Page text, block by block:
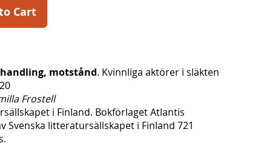
Cart
motstånd. Kvinnliga aktörer i släkten
Frostell
i Finland. Bokförlaget Atlantis
Svenska litteratursällskapet i Finland 721